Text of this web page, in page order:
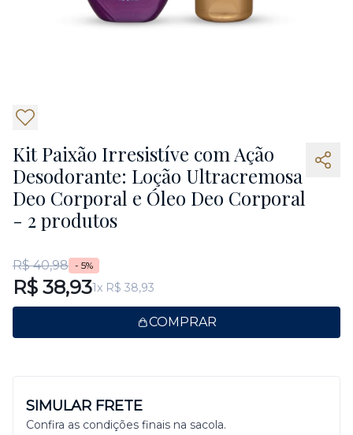
Kit Paixão Irresistíve com Ação
Desodorante: Loção Ultracremosa
Deo Corporal e Óleo Deo Corporal
- 2 produtos
R$ 40,98 - 5%
R$ 38,931x R$ 38,93
COMPRAR
SIMULAR FRETE
Confira as condições finais na sacola.